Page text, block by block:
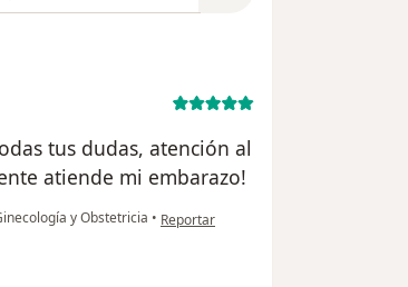
tus dudas, atención al
atiende mi embarazo!
y Obstetricia • en opinión del usuario Judith
Reportar